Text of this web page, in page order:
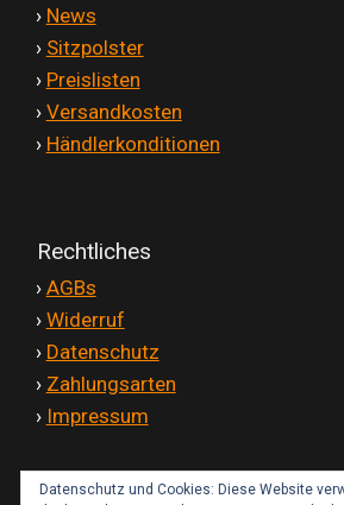
› News
› Sitzpolster
› Preislisten
› Versandkosten
› Händlerkonditionen
Rechtliches
› AGBs
› Widerruf
› Datenschutz
› Zahlungsarten
› Impressum
Datenschutz und Cookies: Diese Website